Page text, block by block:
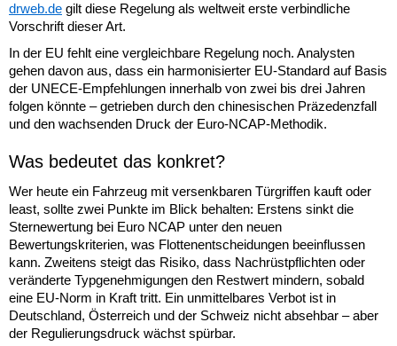
drweb.de gilt diese Regelung als weltweit erste verbindliche
Vorschrift dieser Art.
In der EU fehlt eine vergleichbare Regelung noch. Analysten
gehen davon aus, dass ein harmonisierter EU-Standard auf Basis
der UNECE-Empfehlungen innerhalb von zwei bis drei Jahren
folgen könnte – getrieben durch den chinesischen Präzedenzfall
und den wachsenden Druck der Euro-NCAP-Methodik.
Was bedeutet das konkret?
Wer heute ein Fahrzeug mit versenkbaren Türgriffen kauft oder
least, sollte zwei Punkte im Blick behalten: Erstens sinkt die
Sternewertung bei Euro NCAP unter den neuen
Bewertungskriterien, was Flottenentscheidungen beeinflussen
kann. Zweitens steigt das Risiko, dass Nachrüstpflichten oder
veränderte Typgenehmigungen den Restwert mindern, sobald
eine EU-Norm in Kraft tritt. Ein unmittelbares Verbot ist in
Deutschland, Österreich und der Schweiz nicht absehbar – aber
der Regulierungsdruck wächst spürbar.